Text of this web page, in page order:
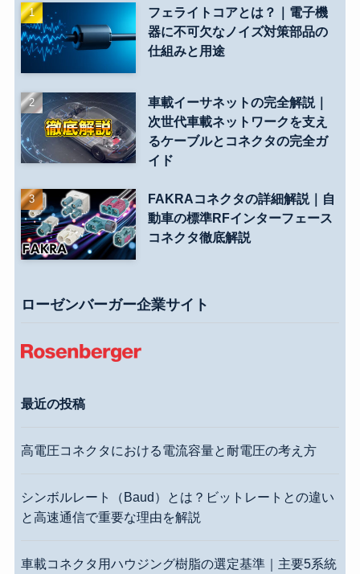
フェライトコアとは？｜電子機
器に不可欠なノイズ対策部品の
仕組みと用途
車載イーサネットの完全解説｜
次世代車載ネットワークを支え
るケーブルとコネクタの完全ガ
イド
FAKRAコネクタの詳細解説｜自
動車の標準RFインターフェース
コネクタ徹底解説
ローゼンバーガー企業サイト
最近の投稿
高電圧コネクタにおける電流容量と耐電圧の考え方
シンボルレート（Baud）とは？ビットレートとの違い
と高速通信で重要な理由を解説
車載コネクタ用ハウジング樹脂の選定基準｜主要5系統